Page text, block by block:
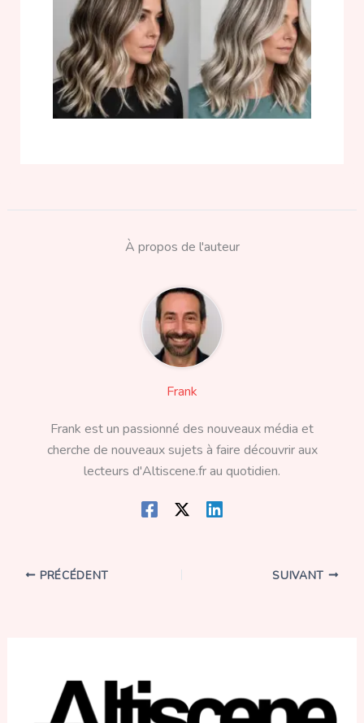
À propos de l'auteur
Frank
Frank est un passionné des nouveaux média et
cherche de nouveaux sujets à faire découvrir aux
lecteurs d'Altiscene.fr au quotidien.
PRÉCÉDENT SUIVANT